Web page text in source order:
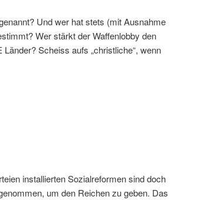
Und wer hat stets (mit Ausnahme
Wer stärkt der Waffenlobby den
Scheiss aufs „christliche“, wenn
installierten Sozialreformen sind doch
um den Reichen zu geben. Das